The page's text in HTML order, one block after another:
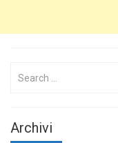
Archivi